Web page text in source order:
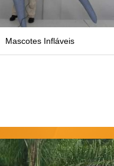
Mascotes Infláveis